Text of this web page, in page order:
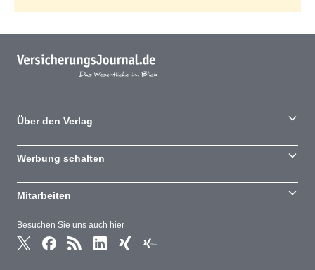
Besuchen Sie uns auch hier
Über den Verlag
Werbung schalten
Mitarbeiten